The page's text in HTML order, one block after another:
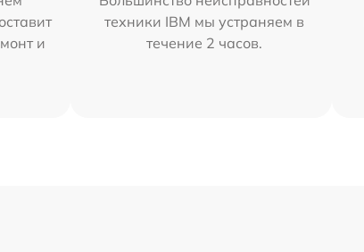
и
техники IBM мы устраняем в
течение 2 часов.